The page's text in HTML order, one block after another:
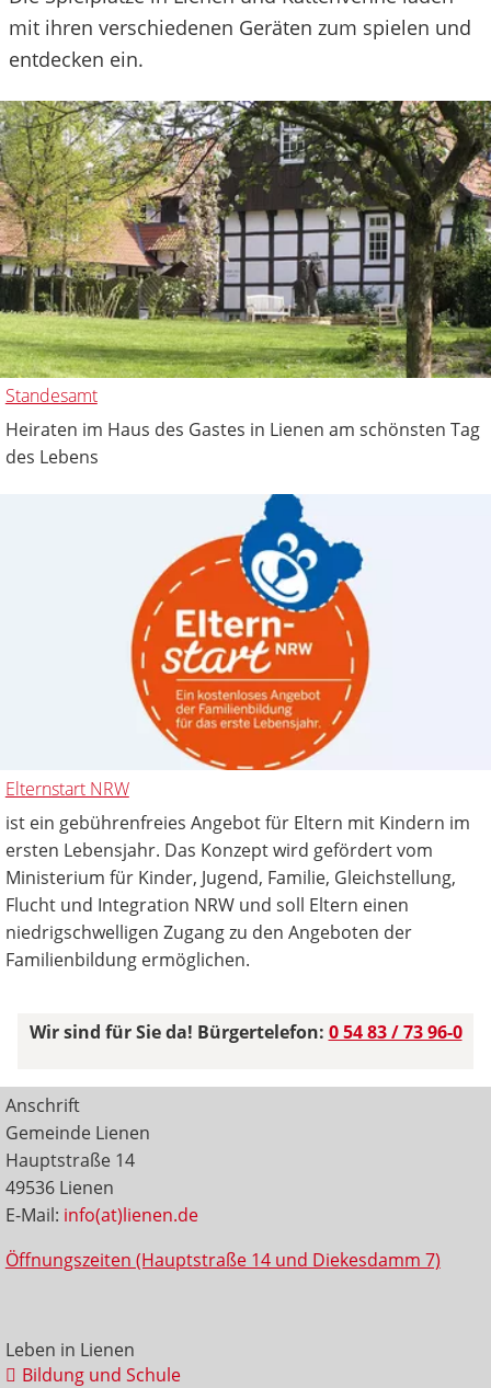
mit ihren verschiedenen Geräten zum spielen und
entdecken ein.
Standesamt
Heiraten im Haus des Gastes in Lienen am schönsten Tag
des Lebens
Elternstart NRW
ist ein gebührenfreies Angebot für Eltern mit Kindern im
ersten Lebensjahr. Das Konzept wird gefördert vom
Ministerium für Kinder, Jugend, Familie, Gleichstellung,
Flucht und Integration NRW und soll Eltern einen
niedrigschwelligen Zugang zu den Angeboten der
Familienbildung ermöglichen.
Wir sind für Sie da! Bürgertelefon: 0 54 83 / 73 96-0
Anschrift
Gemeinde Lienen
Hauptstraße 14
49536 Lienen
E-Mail: info(at)lienen.de
Öffnungszeiten (Hauptstraße 14 und Diekesdamm 7)
Leben in Lienen
Bildung und Schule